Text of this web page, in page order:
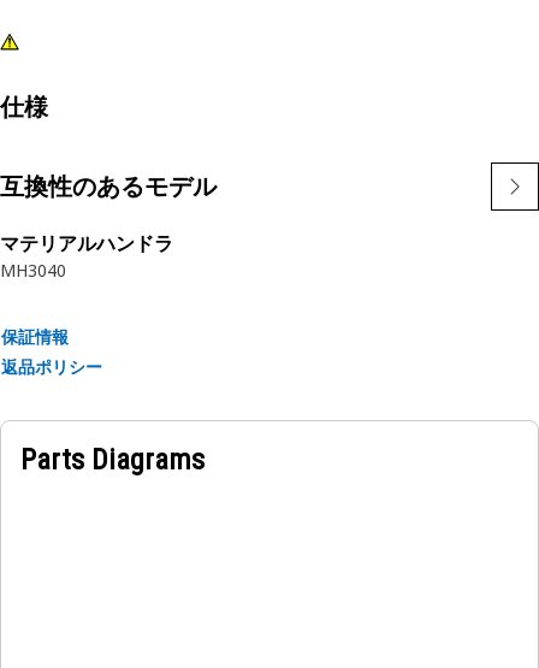
仕様
互換性のあるモデル
マテリアルハンドラ
MH3040
保証情報
返品ポリシー
Parts Diagrams